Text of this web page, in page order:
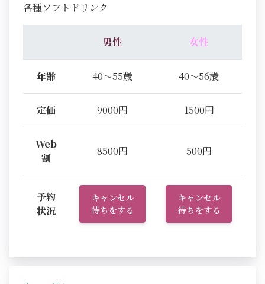
各種ソフトドリンク
男性 女性
年齢 40～55歳 40～56歳
定価 9000円 1500円
Web
割
8500円 500円
予約
状況
キャンセル
待ちをする
キャンセル
待ちをする